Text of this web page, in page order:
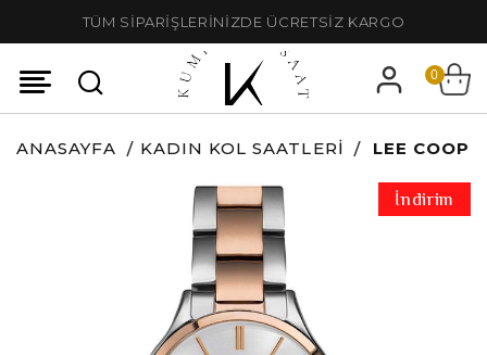
TÜM SİPARİŞLERİNİZDE ÜCRETSİZ KARGO
0
ANASAYFA KADIN KOL SAATLERI LEE
İndirim